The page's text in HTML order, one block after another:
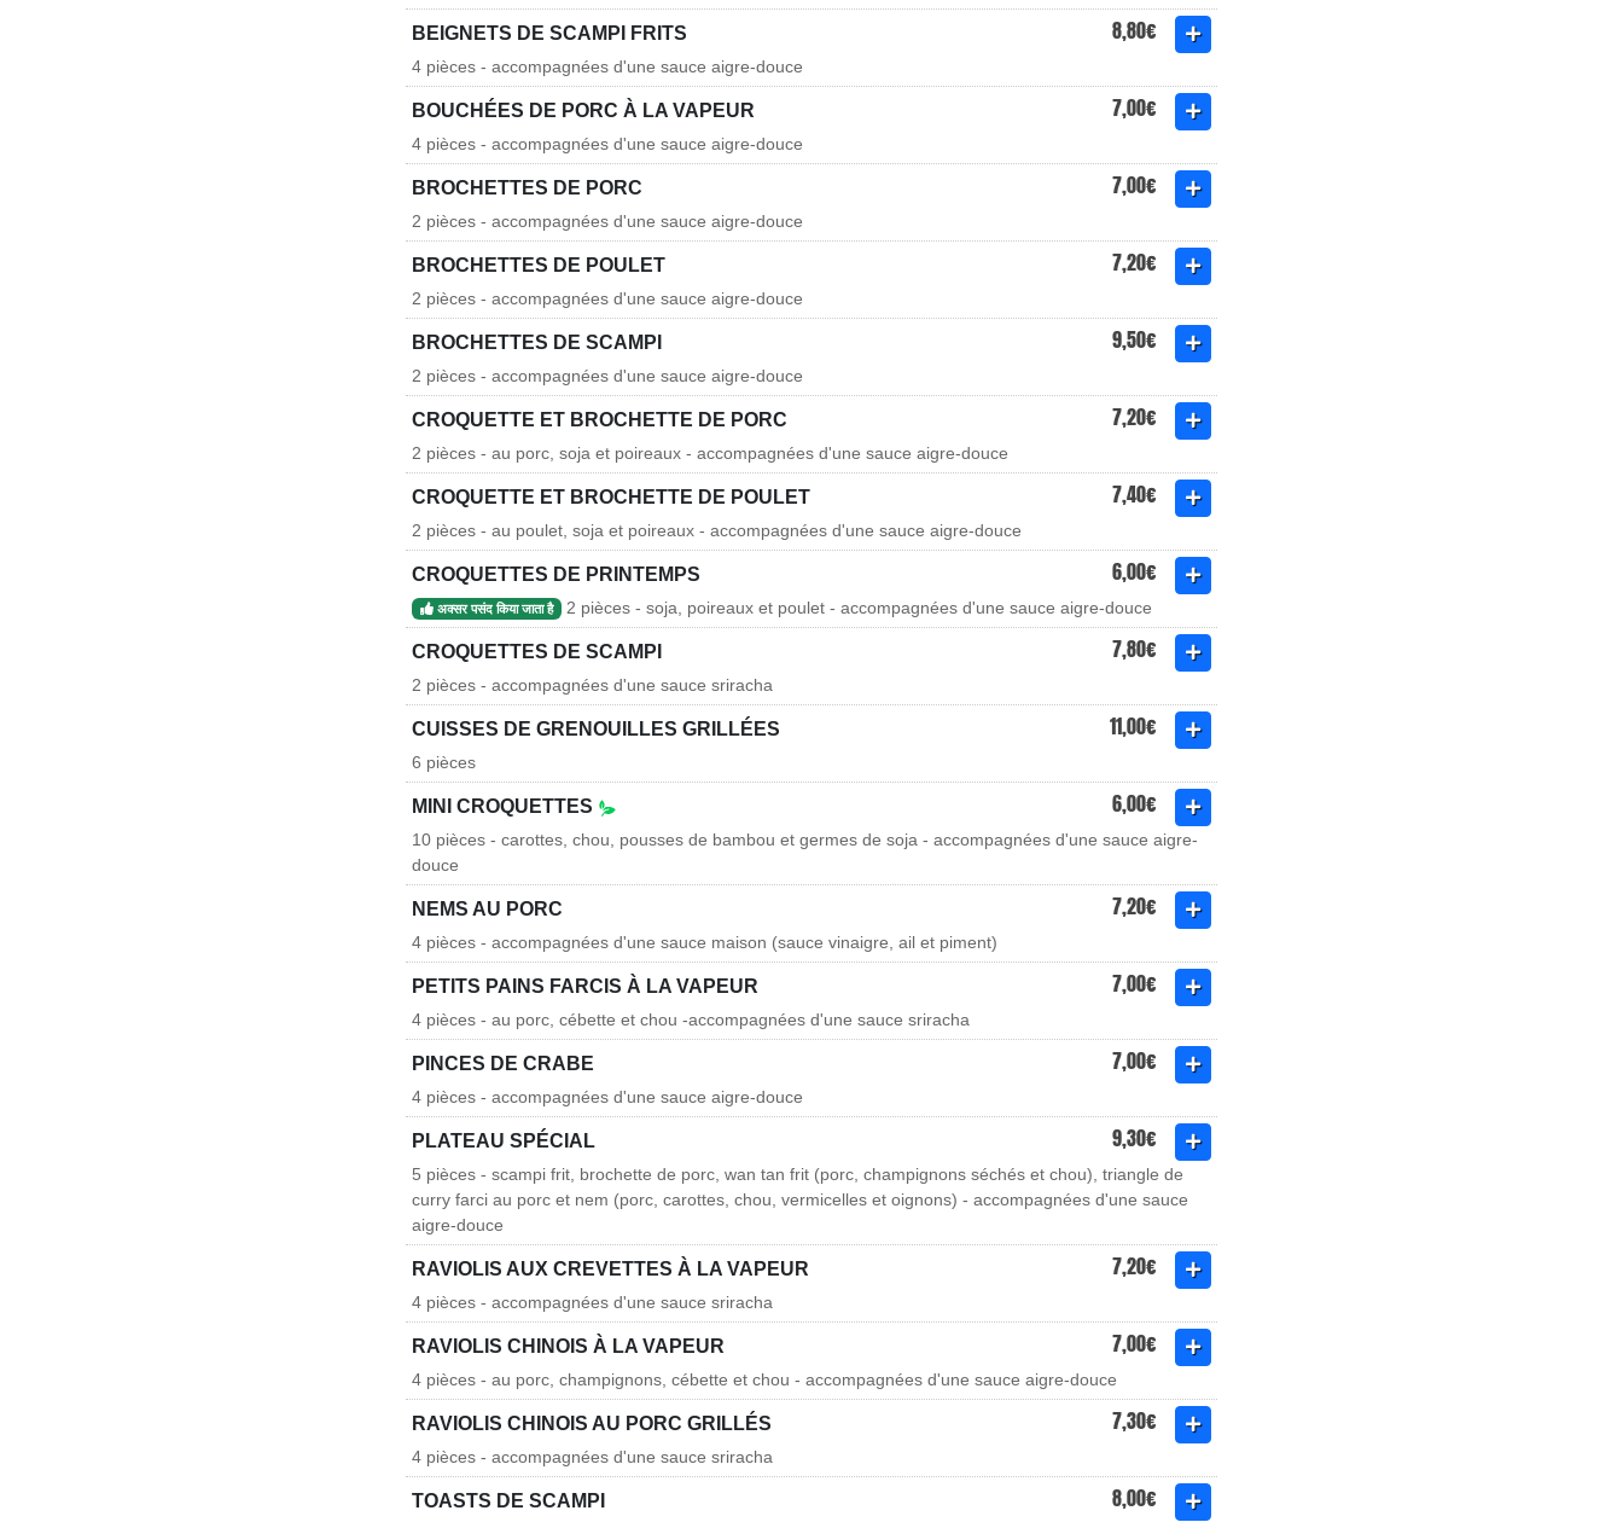
BEIGNETS DE SCAMPI FRITS 8,80€
4 pièces - accompagnées d'une sauce aigre-douce
BOUCHÉES DE PORC À LA VAPEUR 7,00€
4 pièces - accompagnées d'une sauce aigre-douce
BROCHETTES DE PORC 7,00€
2 pièces - accompagnées d'une sauce aigre-douce
BROCHETTES DE POULET 7,20€
2 pièces - accompagnées d'une sauce aigre-douce
BROCHETTES DE SCAMPI 9,50€
2 pièces - accompagnées d'une sauce aigre-douce
CROQUETTE ET BROCHETTE DE PORC 7,20€
2 pièces - au porc, soja et poireaux - accompagnées d'une sauce aigre-douce
CROQUETTE ET BROCHETTE DE POULET 7,40€
2 pièces - au poulet, soja et poireaux - accompagnées d'une sauce aigre-douce
CROQUETTES DE PRINTEMPS 6,00€
अक्सर पसंद किया जाता है 2 pièces - soja, poireaux et poulet - accompagnées d'une sauce aigre-douce
CROQUETTES DE SCAMPI 7,80€
2 pièces - accompagnées d'une sauce sriracha
CUISSES DE GRENOUILLES GRILLÉES 11,00€
6 pièces
MINI CROQUETTES 6,00€
10 pièces - carottes, chou, pousses de bambou et germes de soja - accompagnées d'une sauce aigre-
douce
NEMS AU PORC 7,20€
4 pièces - accompagnées d'une sauce maison (sauce vinaigre, ail et piment)
PETITS PAINS FARCIS À LA VAPEUR 7,00€
4 pièces - au porc, cébette et chou -accompagnées d'une sauce sriracha
PINCES DE CRABE 7,00€
4 pièces - accompagnées d'une sauce aigre-douce
PLATEAU SPÉCIAL 9,30€
5 pièces - scampi frit, brochette de porc, wan tan frit (porc, champignons séchés et chou), triangle de
curry farci au porc et nem (porc, carottes, chou, vermicelles et oignons) - accompagnées d'une sauce
aigre-douce
RAVIOLIS AUX CREVETTES À LA VAPEUR 7,20€
4 pièces - accompagnées d'une sauce sriracha
RAVIOLIS CHINOIS À LA VAPEUR 7,00€
4 pièces - au porc, champignons, cébette et chou - accompagnées d'une sauce aigre-douce
RAVIOLIS CHINOIS AU PORC GRILLÉS 7,30€
4 pièces - accompagnées d'une sauce sriracha
TOASTS DE SCAMPI 8,00€